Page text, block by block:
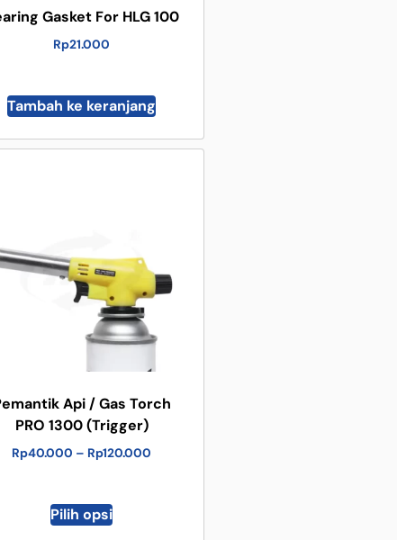
Gasket For HLG 100
Rp21.000
Tambah ke keranjang
Api / Gas Torch
PRO 1300 (Trigger)
Rp40.000 – Rp120.000
Pilih opsi